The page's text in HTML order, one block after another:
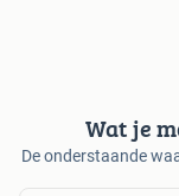
Wat je
De onderstaande